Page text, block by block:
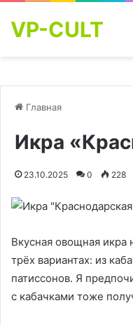
VP-CULT
Главная
Икра
23.10.2025 0 228
Вкусная овощная икра
трёх вариантах: из
патиссонов. Я
с кабачками тоже